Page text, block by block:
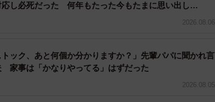
参加できたからです。藤井さんには感謝です」と話す。
園、幼稚園を選べる世界にすること」
る協会」も立ち上げている。その一環として「ラオス教
。この４月にはその村の校舎（学校）のデザインを担当
応し必死だった 何年もたった今もたまに思い出し…
2026.08.06
トック、あと何個か分かりますか？」先輩パパに聞かれ言
家事は「かなりやってる」はずだった
2026.08.05